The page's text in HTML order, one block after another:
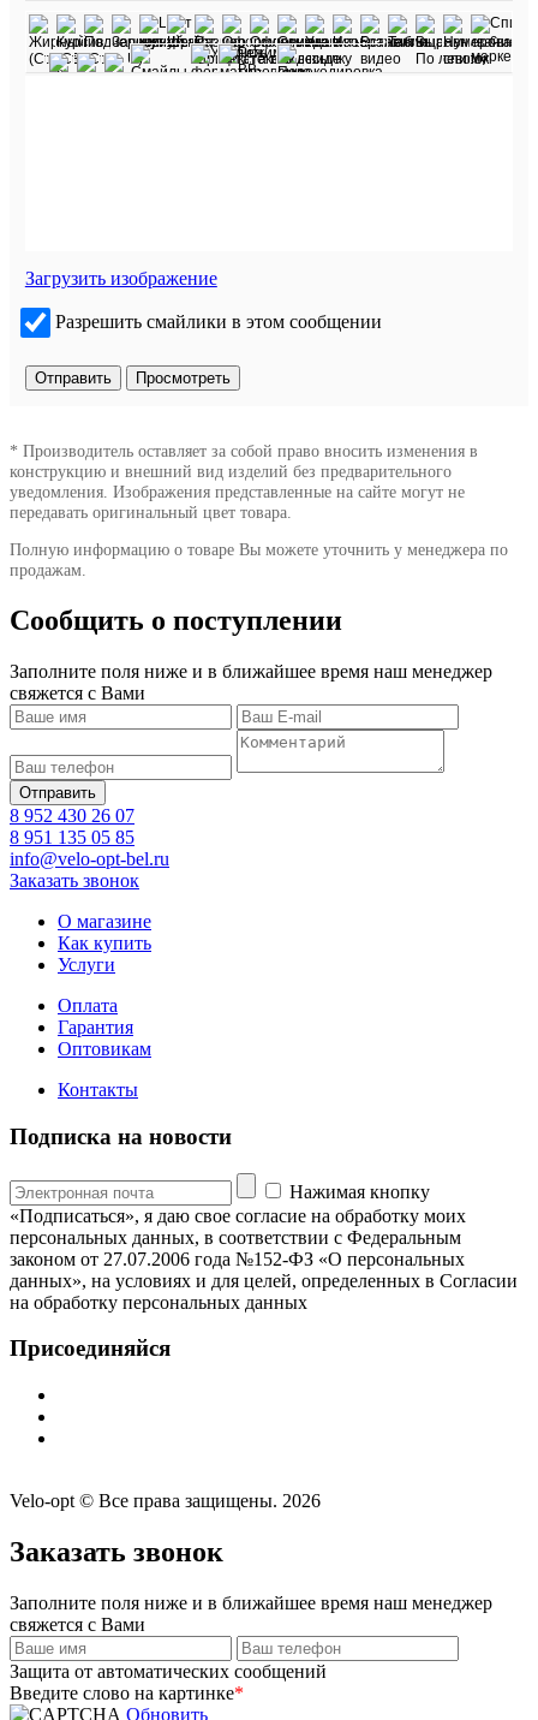
Загрузить изображение
Разрешить смайлики в этом сообщении
* Производитель оставляет за собой право вносить изменения в
конструкцию и внешний вид изделий без предварительного
уведомления. Изображения представленные на сайте могут не
передавать оригинальный цвет товара.
Полную информацию о товаре Вы можете уточнить у менеджера по
продажам.
Сообщить о поступлении
Заполните поля ниже и в ближайшее время наш менеджер
свяжется с Вами
8 952 430 26 07
8 951 135 05 85
info@velo-opt-bel.ru
Заказать звонок
О магазине
Как купить
Услуги
Оплата
Гарантия
Оптовикам
Контакты
Подписка на новости
Нажимая кнопку
«Подписаться», я даю свое согласие на обработку моих
персональных данных, в соответствии с Федеральным
законом от 27.07.2006 года №152-ФЗ «О персональных
данных», на условиях и для целей, определенных в Согласии
на обработку персональных данных
Присоединяйся
Velo-opt © Все права защищены. 2026
Заказать звонок
Заполните поля ниже и в ближайшее время наш менеджер
свяжется с Вами
Защита от автоматических сообщений
Введите слово на картинке*
Обновить